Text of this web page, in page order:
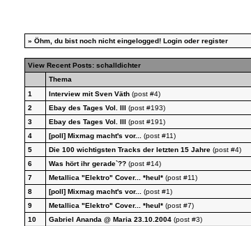
» Öhm, du bist noch nicht eingelogged! Login oder register
View Recent Posts: schalldichter
Thema
1
Interview mit Sven Väth (post #4)
2
Ebay des Tages Vol. III (post #193)
3
Ebay des Tages Vol. III (post #191)
4
[poll] Mixmag macht's vor... (post #11)
5
Die 100 wichtigsten Tracks der letzten 15 Jahre (post #4)
6
Was hört ihr gerade`?? (post #14)
7
Metallica "Elektro" Cover... *heul* (post #11)
8
[poll] Mixmag macht's vor... (post #1)
9
Metallica "Elektro" Cover... *heul* (post #7)
10
Gabriel Ananda @ Maria 23.10.2004 (post #3)